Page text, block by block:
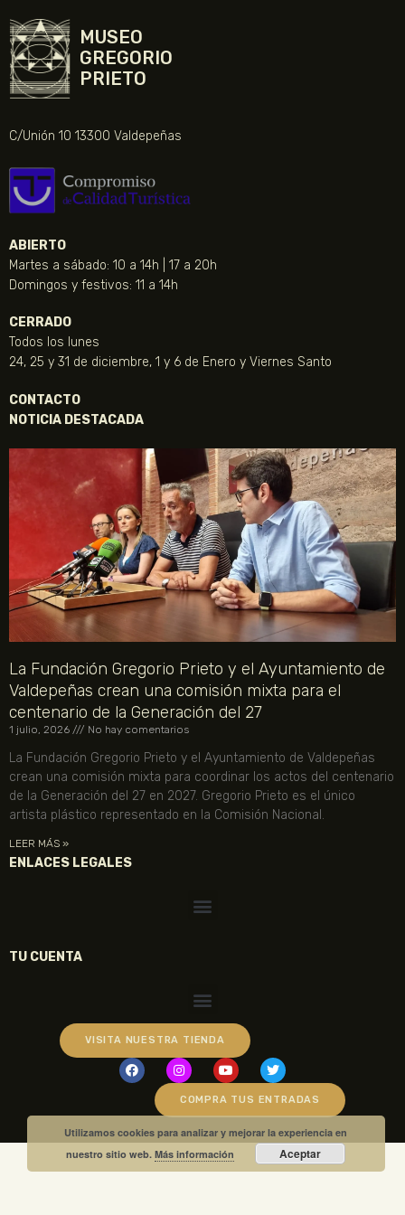
MUSEO
GREGORIO
PRIETO
C/Unión 10 13300 Valdepeñas
ABIERTO
Martes a sábado: 10 a 14h | 17 a 20h
Domingos y festivos: 11 a 14h
CERRADO
Todos los lunes
24, 25 y 31 de diciembre, 1 y 6 de Enero y Viernes Santo
CONTACTO
NOTICIA DESTACADA
La Fundación Gregorio Prieto y el Ayuntamiento de
Valdepeñas crean una comisión mixta para el
centenario de la Generación del 27
1 julio, 2026 No hay comentarios
La Fundación Gregorio Prieto y el Ayuntamiento de Valdepeñas
crean una comisión mixta para coordinar los actos del centenario
de la Generación del 27 en 2027. Gregorio Prieto es el único
artista plástico representado en la Comisión Nacional.
LEER MÁS »
ENLACES LEGALES
TU CUENTA
VISITA NUESTRA TIENDA
COMPRA TUS ENTRADAS
Utilizamos cookies para analizar y mejorar la experiencia en
nuestro sitio web.Más información Aceptar